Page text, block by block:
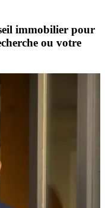
immobilier pour
ou votre